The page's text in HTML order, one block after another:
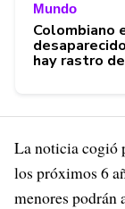
Mundo
Colombiano
hay rastro
La noticia cogió
los próximos 6
menores podrán